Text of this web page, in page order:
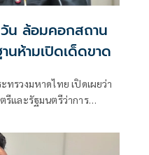
น ล้อมคอกสถาน
นห้ามเปิดเด็ดขาด
รวงมหาดไทย เปิดเผยว่า
และรัฐมนตรีว่าการ
มหาดไทยเป็นหน่วยงานหลัก